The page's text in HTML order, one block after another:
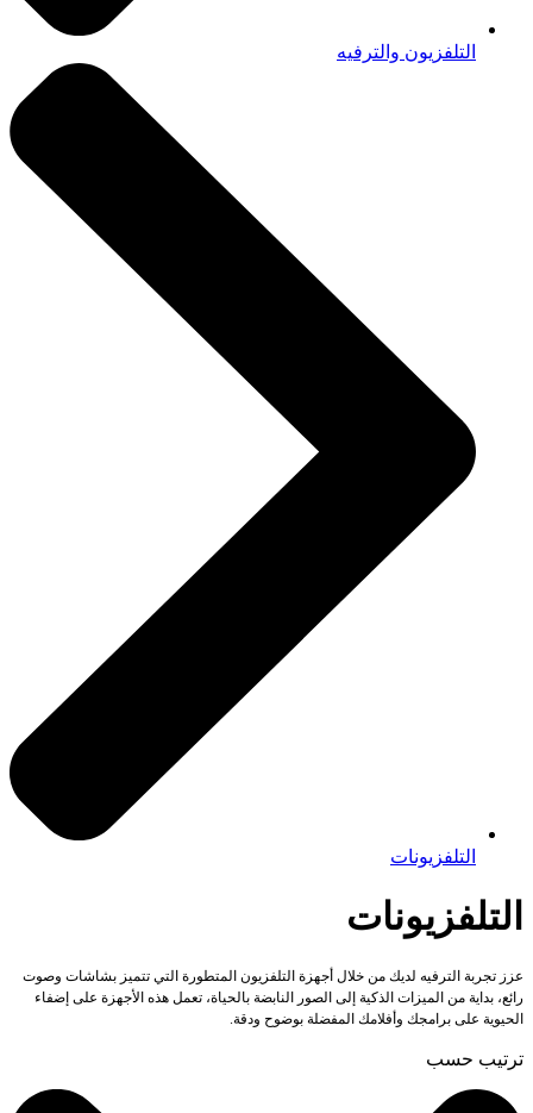
التلفزيون والترفيه
التلفزيونات
التلفزيونات
عزز تجربة الترفيه لديك من خلال أجهزة التلفزيون المتطورة التي تتميز بشاشات وصوت
رائع، بداية من الميزات الذكية إلى الصور النابضة بالحياة، تعمل هذه الأجهزة على إضفاء
الحيوية على برامجك وأفلامك المفضلة بوضوح ودقة.
ترتيب حسب